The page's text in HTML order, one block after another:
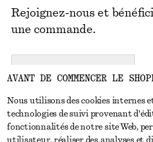
NOUS CONTACTER
Rejoignez-nous et
une commande.
AVANT DE COMMENCER LE
Nous utilisons des cookies internes
technologies de suivi provenant
fonctionnalités de notre site Web,
utilisateur, réaliser des analyses et